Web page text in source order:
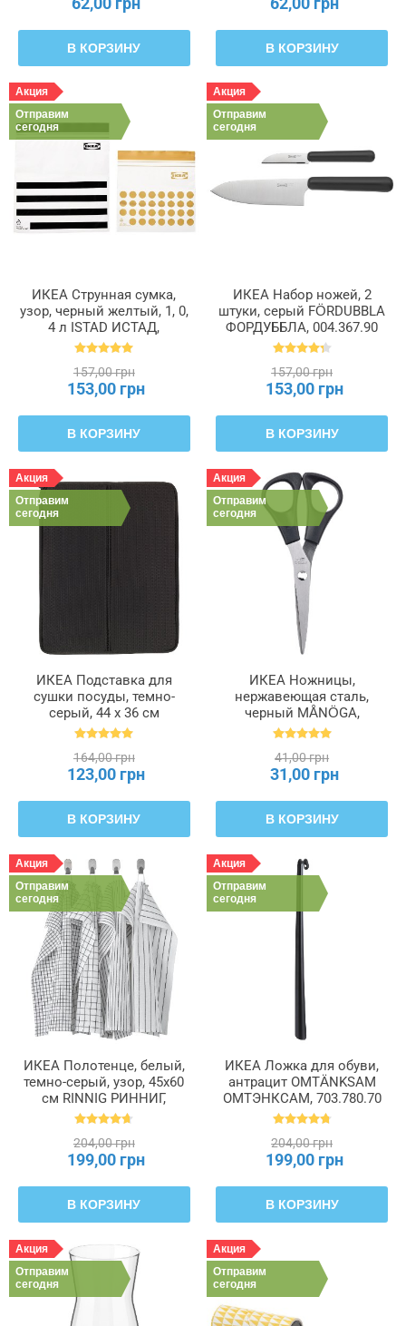
В КОРЗИНУ В КОРЗИНУ
Акция
Отправим
сегодня
ИКЕА Струнная сумка,
узор, черный желтый, 1, 0,
4 л ISTAD ИСТАД,
505.256.42
157,00 грн
153,00 грн
В КОРЗИНУ
Акция
Отправим
сегодня
ИКЕА Набор ножей, 2
штуки, серый FÖRDUBBLA
ФОРДУББЛА, 004.367.90
157,00 грн
153,00 грн
В КОРЗИНУ
Акция
Отправим
сегодня
ИКЕА Подставка для
сушки посуды, темно-
серый, 44 x 36 см
NYSKÖLJD НЮХОЛИД,
164,00 грн
123,00 грн
В КОРЗИНУ
Акция
Отправим
сегодня
ИКЕА Ножницы,
нержавеющая сталь,
черный MÅNÖGA,
005.634.29
41,00 грн
31,00 грн
В КОРЗИНУ
Акция
Отправим
сегодня
ИКЕА Полотенце, белый,
темно-серый, узор, 45x60
см RINNIG РИННИГ,
204.763.46
204,00 грн
199,00 грн
В КОРЗИНУ
Акция
Отправим
сегодня
ИКЕА Ложка для обуви,
антрацит OMTÄNKSAM
ОМТЭНКСАМ, 703.780.70
204,00 грн
199,00 грн
В КОРЗИНУ
Акция
Отправим
сегодня
Акция
Отправим
сегодня